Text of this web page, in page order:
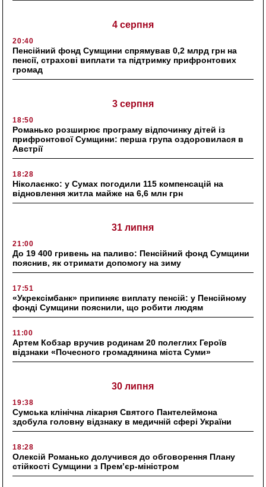
4 серпня
20:40
Пенсійний фонд Сумщини спрямував 0,2 млрд грн на
пенсії, страхові виплати та підтримку прифронтових
громад
3 серпня
18:50
Романько розширює програму відпочинку дітей із
прифронтової Сумщини: перша група оздоровилася в
Австрії
18:28
Ніколаєнко: у Сумах погодили 115 компенсацій на
відновлення житла майже на 6,6 млн грн
31 липня
21:00
До 19 400 гривень на паливо: Пенсійний фонд Сумщини
пояснив, як отримати допомогу на зиму
17:51
«Укрексімбанк» припиняє виплату пенсій: у Пенсійному
фонді Сумщини пояснили, що робити людям
11:00
Артем Кобзар вручив родинам 20 полеглих Героїв
відзнаки «Почесного громадянина міста Суми»
30 липня
19:38
Сумська клінічна лікарня Святого Пантелеймона
здобула головну відзнаку в медичній сфері України
18:28
Олексій Романько долучився до обговорення Плану
стійкості Сумщини з Прем’єр-міністром